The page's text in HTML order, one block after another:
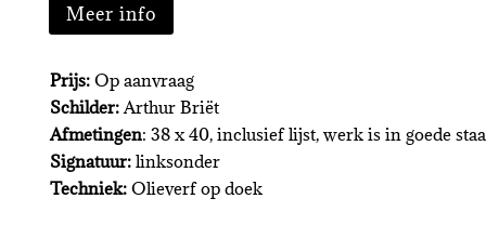
Meer info
Prijs: Op aanvraag
Schilder: Arthur Briët
Afmetingen: 38 x 40, inclusief lijst, werk is in goede
Signatuur:linksonder
Techniek: Olieverf op doek